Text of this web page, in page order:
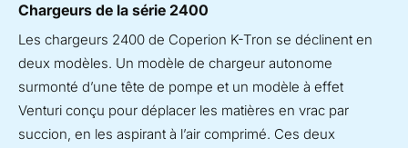
Chargeurs de la série 2400
Les chargeurs 2400 de Coperion K-Tron se déclinent en
deux modèles. Un modèle de chargeur autonome
surmonté d’une tête de pompe et un modèle à effet
Venturi conçu pour déplacer les matières en vrac par
succion, en les aspirant à l’air comprimé. Ces deux